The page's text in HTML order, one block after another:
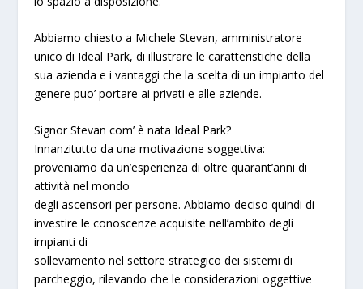
Abbiamo chiesto a Michele Stevan, amministratore
unico di Ideal Park, di illustrare le caratteristiche della
sua azienda e i vantaggi che la scelta di un impianto del
genere puo’ portare ai privati e alle aziende.
Signor Stevan com’ è nata Ideal Park?
Innanzitutto da una motivazione soggettiva:
proveniamo da un’esperienza di oltre quarant’anni di
attività nel mondo
degli ascensori per persone. Abbiamo deciso quindi di
investire le conoscenze acquisite nell’ambito degli
impianti di
sollevamento nel settore strategico dei sistemi di
parcheggio, rilevando che le considerazioni oggettive